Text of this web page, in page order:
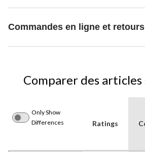
Commandes en ligne et retours
Comparer des articles
Only Show
Differences
Ratings